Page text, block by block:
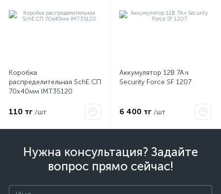
Коробка
распределительная SchE СП
70х40мм IMT35120
110 тг /шт
Аккумулятор 12В 7А.ч
Security Force SF 1207
6 400 тг /шт
Нужна консультация? Задайте
вопрос прямо сейчас!